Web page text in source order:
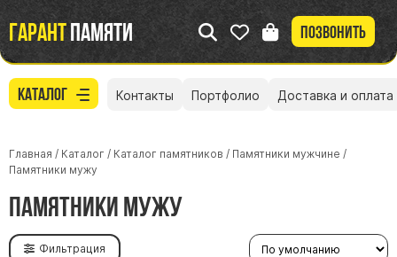
Гарантпамяти Позвонить
Каталог Контакты Портфолио Доставка и оплата
Главная / Каталог / Каталог памятников / Памятники мужчине /
Памятники мужу
Памятники мужу
Фильтрация